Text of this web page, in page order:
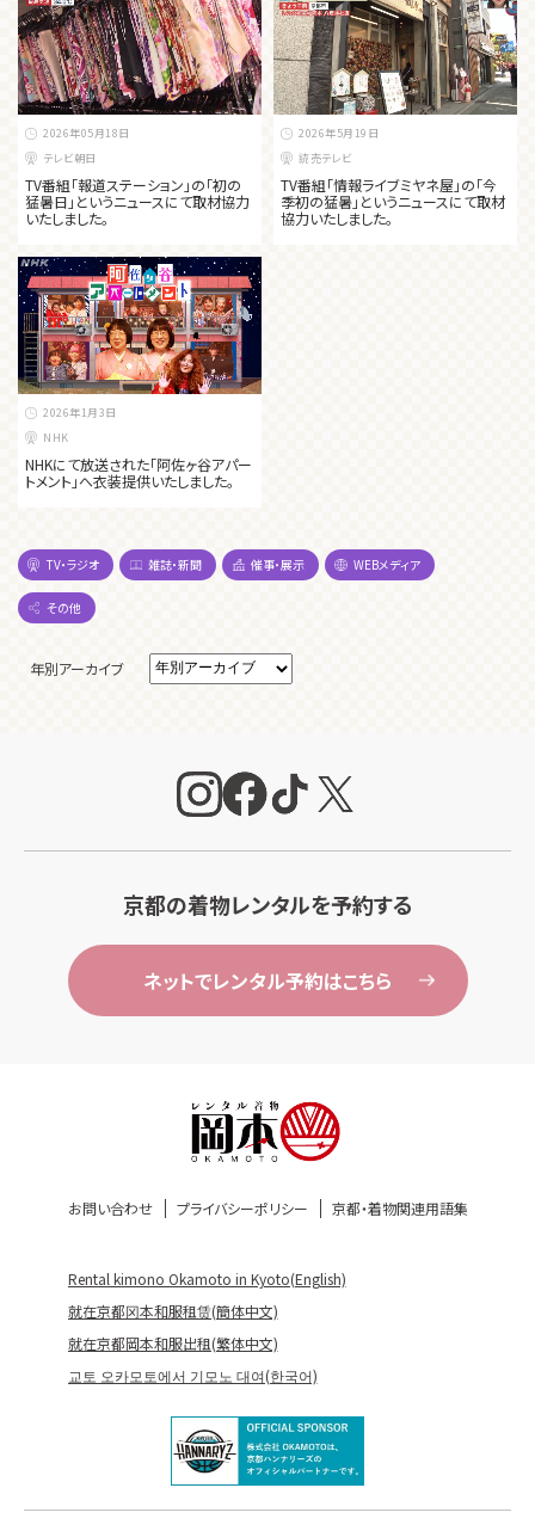
2026年05月18日
テレビ朝日
TV番組「報道ステーション」の「初の
猛暑日」というニュースにて取材協力
いたしました。
2026年5月19日
読売テレビ
TV番組「情報ライブミヤネ屋」の「今
季初の猛暑」というニュースにて取材
協力いたしました。
2026年1月3日
NHK
NHKにて放送された「阿佐ヶ谷アパー
トメント」へ衣装提供いたしました。
TV・ラジオ 雑誌・新聞 催事・展示 WEBメディア
その他
年別アーカイブ
京都の着物レンタルを予約する
ネットでレンタル予約はこちら
お問い合わせ プライバシーポリシー 京都・着物関連用語集
Rental kimono Okamoto in Kyoto(English)
就在京都冈本和服租赁(簡体中文)
就在京都岡本和服出租(繁体中文)
교토 오카모토에서 기모노 대여(한국어)